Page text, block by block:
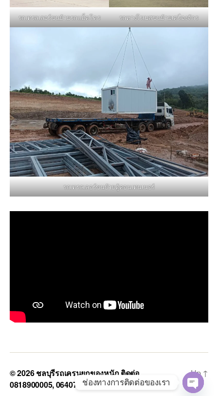
รถเทรลเลอร์ขนย้ายรถแม็คโคร รถหางโรเบสขนย้ายเครื่องจักร
รถเทรลเลอร์ขนย้ายตู้คอนเทนเนอร์
© 2026ชลบุรีรถเครนยกของหนัก ติดต่อ
0818900005, 0640711613, 0800628488
Up↑
ช่องทางการติดต่อของเรา